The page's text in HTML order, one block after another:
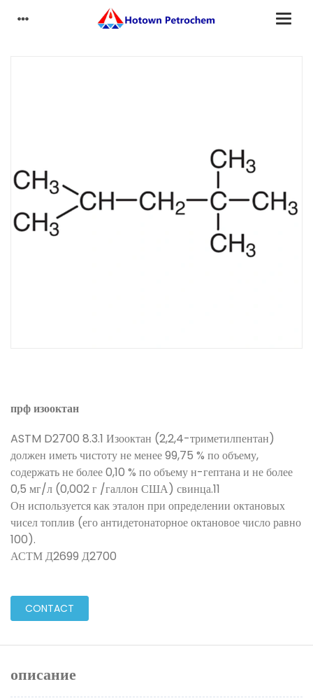
прф изооктан
ASTM D2700 8.3.1 Изооктан (2,2,4-триметилпентан)
должен иметь чистоту не менее 99,75 % по объему,
содержать не более 0,10 % по объему н-гептана и не более
0,5 мг/л (0,002 г /галлон США) свинца.11
Он используется как эталон при определении октановых
чисел топлив (его антидетонаторное октановое число равно
100).
АСТМ Д2699 Д2700
CONTACT
описание